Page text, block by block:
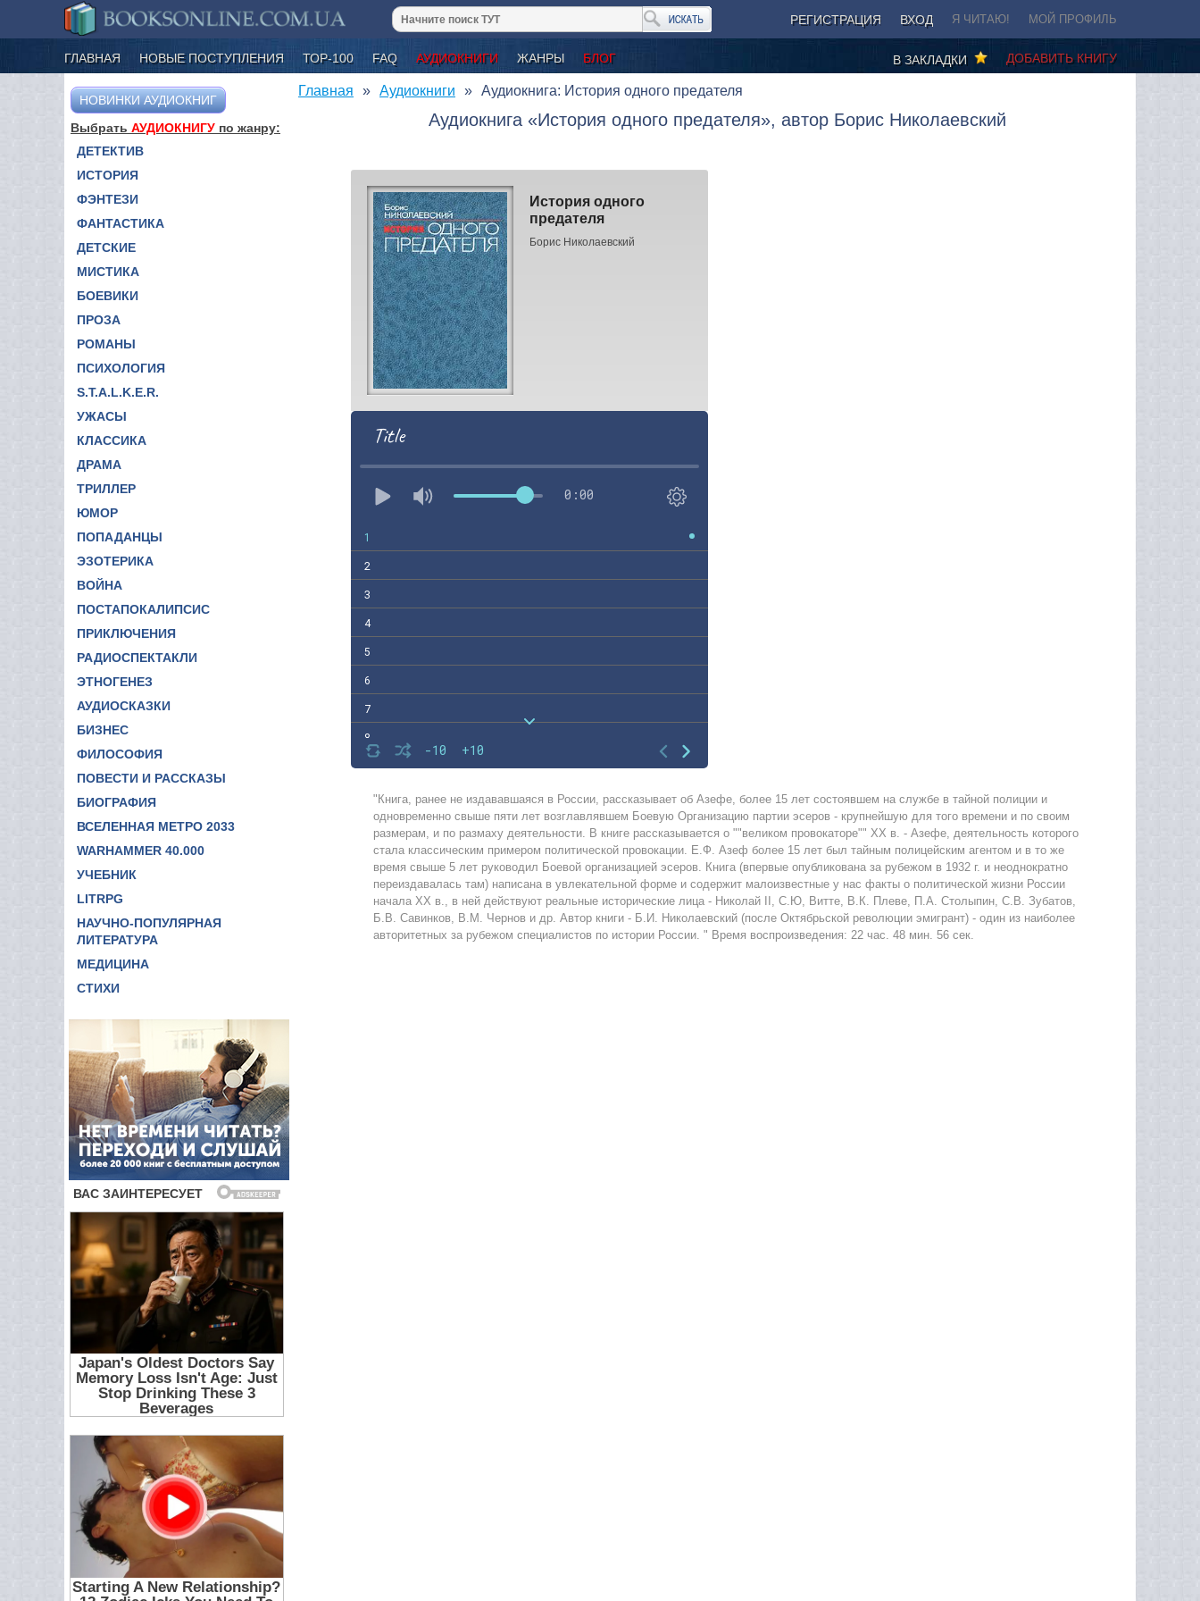
РЕГИСТРАЦИЯ ВХОД Я ЧИТАЮ! МОЙ ПРОФИЛЬ
ГЛАВНАЯ НОВЫЕ ПОСТУПЛЕНИЯ ТОР-100 FAQ АУДИОКНИГИ ЖАНРЫ БЛОГ ДОБАВИТЬ КНИГУ
В ЗАКЛАДКИ
НОВИНКИ АУДИОКНИГ
Выбрать АУДИОКНИГУ по жанру:
ДЕТЕКТИВ
ИСТОРИЯ
ФЭНТЕЗИ
ФАНТАСТИКА
ДЕТСКИЕ
МИСТИКА
БОЕВИКИ
ПРОЗА
РОМАНЫ
ПСИХОЛОГИЯ
S.T.A.L.K.E.R.
УЖАСЫ
КЛАССИКА
ДРАМА
ТРИЛЛЕР
ЮМОР
ПОПАДАНЦЫ
ЭЗОТЕРИКА
ВОЙНА
ПОСТАПОКАЛИПСИС
ПРИКЛЮЧЕНИЯ
РАДИОСПЕКТАКЛИ
ЭТНОГЕНЕЗ
АУДИОСКАЗКИ
БИЗНЕС
ФИЛОСОФИЯ
ПОВЕСТИ И РАССКАЗЫ
БИОГРАФИЯ
ВСЕЛЕННАЯ МЕТРО 2033
WARHAMMER 40.000
УЧЕБНИК
LITRPG
НАУЧНО-ПОПУЛЯРНАЯ
ЛИТЕРАТУРА
МЕДИЦИНА
СТИХИ
Главная Аудиокниги Аудиокнига: История одного предателя
Аудиокнига «История одного предателя», автор Борис Николаевский
История одного
предателя
Борис Николаевский
Title
0:00
-10 +10
1
2
3
4
5
6
7
8
9
10
11
12
13
14
15
"Книга, ранее не издававшаяся в России, рассказывает об Азефе, более 15 лет состоявшем на службе в тайной полиции и
одновременно свыше пяти лет возглавлявшем Боевую Организацию партии эсеров - крупнейшую для того времени и по своим
размерам, и по размаху деятельности. В книге рассказывается о ""великом провокаторе"" XX в. - Азефе, деятельность которого
стала классическим примером политической провокации. Е.Ф. Азеф более 15 лет был тайным полицейским агентом и в то же
время свыше 5 лет руководил Боевой организацией эсеров. Книга (впервые опубликована за рубежом в 1932 г. и неоднократно
переиздавалась там) написана в увлекательной форме и содержит малоизвестные у нас факты о политической жизни России
начала XX в., в ней действуют реальные исторические лица - Николай II, С.Ю, Витте, В.К. Плеве, П.А. Столыпин, С.В. Зубатов,
Б.В. Савинков, В.М. Чернов и др. Автор книги - Б.И. Николаевский (после Октябрьской революции эмигрант) - один из наиболее
авторитетных за рубежом специалистов по истории России. " Время воспроизведения: 22 час. 48 мин. 56 сек.